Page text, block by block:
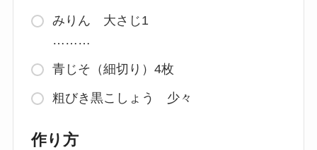
みりん 大さじ1
………
青じそ（細切り）4枚
粗びき黒こしょう 少々
作り方